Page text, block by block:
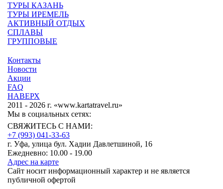
Контакты
Новости
Акции
FAQ
НАВЕРХ
2011 - 2026 г. «www.kartatravel.ru»
ТУРЫ КАЗАНЬ
ТУРЫ ИРЕМЕЛЬ
АКТИВНЫЙ ОТДЫХ
СПЛАВЫ
ГРУППОВЫЕ
Мы в социальных сетях:
СВЯЖИТЕСЬ С НАМИ:
+7 (993) 041-33-63
г. Уфа, улица бул. Хадии Давлетшиной, 16
Ежедневно: 10.00 - 19.00
Адрес на карте
Сайт носит информационный характер и не является
публичной офертой